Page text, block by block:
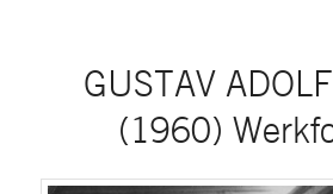
GUSTAV
(1960)